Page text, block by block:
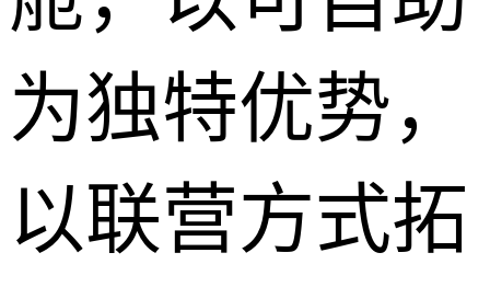
为独特优势，
以联营方式拓